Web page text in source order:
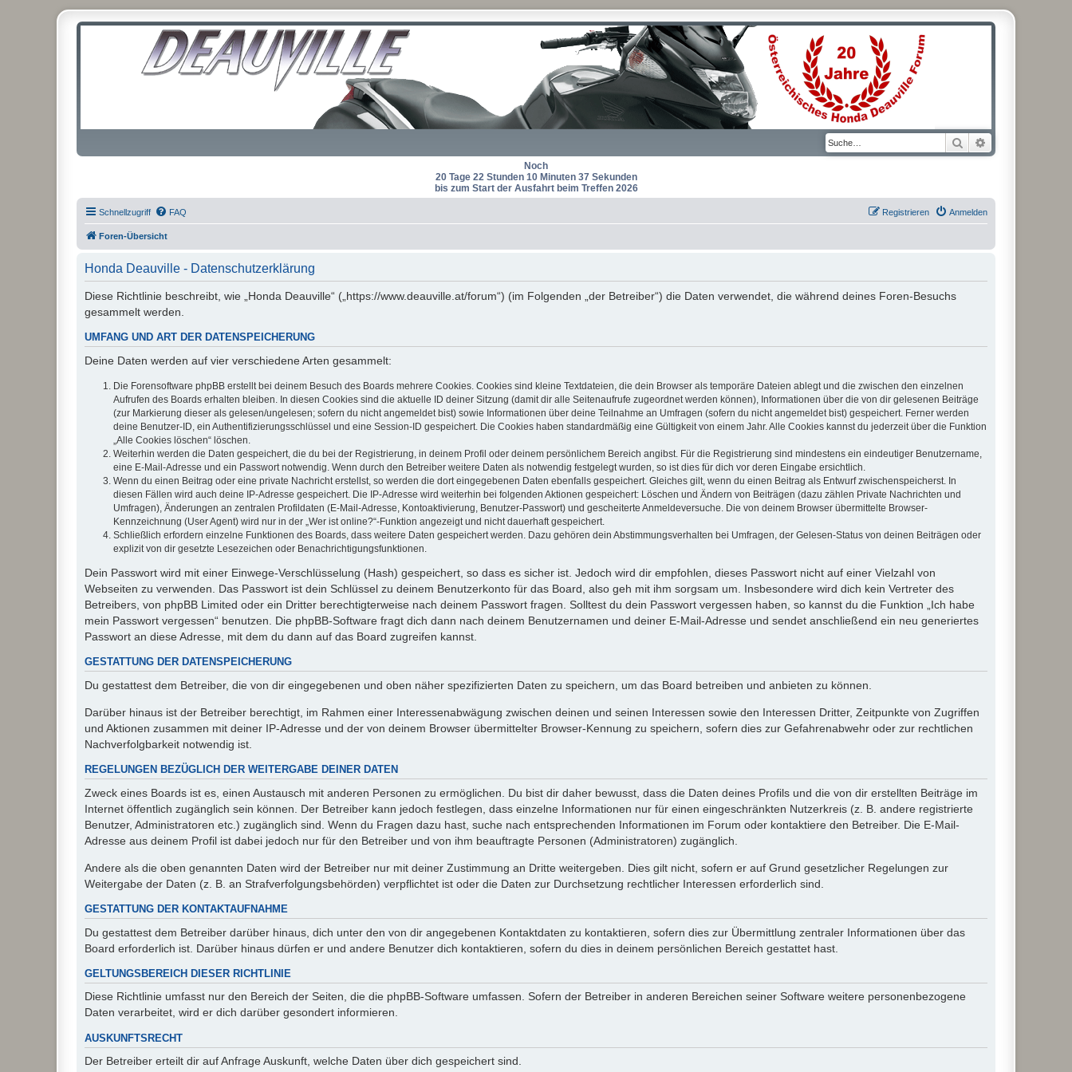
Suche
Noch
20 Tage 22 Stunden 10 Minuten 37 Sekunden
bis zum Start der Ausfahrt beim Treffen 2026
Schnellzugriff FAQ Anmelden
Registrieren
Foren-Übersicht
Honda Deauville - Datenschutzerklärung
Diese Richtlinie beschreibt, wie „Honda Deauville“ („https://www.deauville.at/forum“) (im Folgenden „der Betreiber“) die Daten verwendet, die während deines Foren-Besuchs
gesammelt werden.
UMFANG UND ART DER DATENSPEICHERUNG
Deine Daten werden auf vier verschiedene Arten gesammelt:
Die Forensoftware phpBB erstellt bei deinem Besuch des Boards mehrere Cookies. Cookies sind kleine Textdateien, die dein Browser als temporäre Dateien ablegt und die zwischen den einzelnen
Aufrufen des Boards erhalten bleiben. In diesen Cookies sind die aktuelle ID deiner Sitzung (damit dir alle Seitenaufrufe zugeordnet werden können), Informationen über die von dir gelesenen Beiträge
(zur Markierung dieser als gelesen/ungelesen; sofern du nicht angemeldet bist) sowie Informationen über deine Teilnahme an Umfragen (sofern du nicht angemeldet bist) gespeichert. Ferner werden
deine Benutzer-ID, ein Authentifizierungsschlüssel und eine Session-ID gespeichert. Die Cookies haben standardmäßig eine Gültigkeit von einem Jahr. Alle Cookies kannst du jederzeit über die Funktion
„Alle Cookies löschen“ löschen.
Weiterhin werden die Daten gespeichert, die du bei der Registrierung, in deinem Profil oder deinem persönlichem Bereich angibst. Für die Registrierung sind mindestens ein eindeutiger Benutzername,
eine E-Mail-Adresse und ein Passwort notwendig. Wenn durch den Betreiber weitere Daten als notwendig festgelegt wurden, so ist dies für dich vor deren Eingabe ersichtlich.
Wenn du einen Beitrag oder eine private Nachricht erstellst, so werden die dort eingegebenen Daten ebenfalls gespeichert. Gleiches gilt, wenn du einen Beitrag als Entwurf zwischenspeicherst. In
diesen Fällen wird auch deine IP-Adresse gespeichert. Die IP-Adresse wird weiterhin bei folgenden Aktionen gespeichert: Löschen und Ändern von Beiträgen (dazu zählen Private Nachrichten und
Umfragen), Änderungen an zentralen Profildaten (E-Mail-Adresse, Kontoaktivierung, Benutzer-Passwort) und gescheiterte Anmeldeversuche. Die von deinem Browser übermittelte Browser-
Kennzeichnung (User Agent) wird nur in der „Wer ist online?“-Funktion angezeigt und nicht dauerhaft gespeichert.
Schließlich erfordern einzelne Funktionen des Boards, dass weitere Daten gespeichert werden. Dazu gehören dein Abstimmungsverhalten bei Umfragen, der Gelesen-Status von deinen Beiträgen oder
explizit von dir gesetzte Lesezeichen oder Benachrichtigungsfunktionen.
Dein Passwort wird mit einer Einwege-Verschlüsselung (Hash) gespeichert, so dass es sicher ist. Jedoch wird dir empfohlen, dieses Passwort nicht auf einer Vielzahl von
Webseiten zu verwenden. Das Passwort ist dein Schlüssel zu deinem Benutzerkonto für das Board, also geh mit ihm sorgsam um. Insbesondere wird dich kein Vertreter des
Betreibers, von phpBB Limited oder ein Dritter berechtigterweise nach deinem Passwort fragen. Solltest du dein Passwort vergessen haben, so kannst du die Funktion „Ich habe
mein Passwort vergessen“ benutzen. Die phpBB-Software fragt dich dann nach deinem Benutzernamen und deiner E-Mail-Adresse und sendet anschließend ein neu generiertes
Passwort an diese Adresse, mit dem du dann auf das Board zugreifen kannst.
GESTATTUNG DER DATENSPEICHERUNG
Du gestattest dem Betreiber, die von dir eingegebenen und oben näher spezifizierten Daten zu speichern, um das Board betreiben und anbieten zu können.
Darüber hinaus ist der Betreiber berechtigt, im Rahmen einer Interessenabwägung zwischen deinen und seinen Interessen sowie den Interessen Dritter, Zeitpunkte von Zugriffen
und Aktionen zusammen mit deiner IP-Adresse und der von deinem Browser übermittelter Browser-Kennung zu speichern, sofern dies zur Gefahrenabwehr oder zur rechtlichen
Nachverfolgbarkeit notwendig ist.
REGELUNGEN BEZÜGLICH DER WEITERGABE DEINER DATEN
Zweck eines Boards ist es, einen Austausch mit anderen Personen zu ermöglichen. Du bist dir daher bewusst, dass die Daten deines Profils und die von dir erstellten Beiträge im
Internet öffentlich zugänglich sein können. Der Betreiber kann jedoch festlegen, dass einzelne Informationen nur für einen eingeschränkten Nutzerkreis (z. B. andere registrierte
Benutzer, Administratoren etc.) zugänglich sind. Wenn du Fragen dazu hast, suche nach entsprechenden Informationen im Forum oder kontaktiere den Betreiber. Die E-Mail-
Adresse aus deinem Profil ist dabei jedoch nur für den Betreiber und von ihm beauftragte Personen (Administratoren) zugänglich.
Andere als die oben genannten Daten wird der Betreiber nur mit deiner Zustimmung an Dritte weitergeben. Dies gilt nicht, sofern er auf Grund gesetzlicher Regelungen zur
Weitergabe der Daten (z. B. an Strafverfolgungsbehörden) verpflichtet ist oder die Daten zur Durchsetzung rechtlicher Interessen erforderlich sind.
GESTATTUNG DER KONTAKTAUFNAHME
Du gestattest dem Betreiber darüber hinaus, dich unter den von dir angegebenen Kontaktdaten zu kontaktieren, sofern dies zur Übermittlung zentraler Informationen über das
Board erforderlich ist. Darüber hinaus dürfen er und andere Benutzer dich kontaktieren, sofern du dies in deinem persönlichen Bereich gestattet hast.
GELTUNGSBEREICH DIESER RICHTLINIE
Diese Richtlinie umfasst nur den Bereich der Seiten, die die phpBB-Software umfassen. Sofern der Betreiber in anderen Bereichen seiner Software weitere personenbezogene
Daten verarbeitet, wird er dich darüber gesondert informieren.
AUSKUNFTSRECHT
Der Betreiber erteilt dir auf Anfrage Auskunft, welche Daten über dich gespeichert sind.